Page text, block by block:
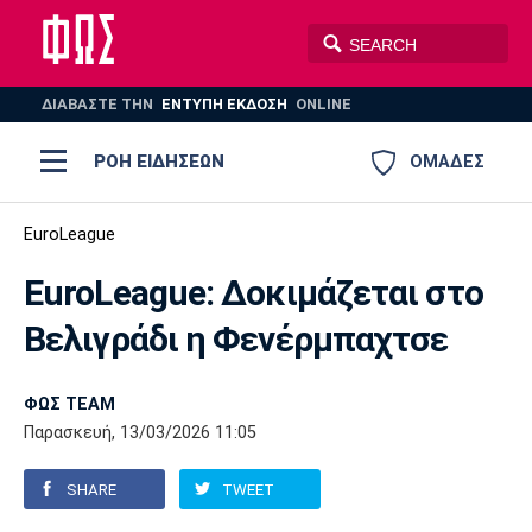
ΔΙΑΒΑΣΤΕ THN ΕΝΤΥΠΗ ΕΚΔΟΣΗ ONLINE
ΟΜΑΔΕΣ
ΡΟΗ ΕΙΔΗΣΕΩΝ
ΠΟΔΟΣΦΑΙΡΟ
AUTO-MOTO
Ποδόσφαιρο
Super League 1
Super League 2
Γ Εθνική
Ελλάδα
Μπάσκετ
Ελλάδα
Εθνική
EuroLeague
Ολυμπιακοί Αγώνες
Βόλεϊ
Πόλο
Ολυμπιακός ΑΕΚ ΠΑΟΚ
Παναθηναϊκός Ατρόμητος
EuroLeague
ΕuroLeague: Δοκιμάζεται στο
Βελιγράδι η Φενέρμπαχτσε
ΦΩΣ TEAM
Παρασκευή, 13/03/2026 11:05
SHARE TWEET